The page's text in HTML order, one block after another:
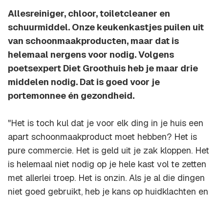
Allesreiniger, chloor, toiletcleaner en
schuurmiddel. Onze keukenkastjes puilen uit
van schoonmaakproducten, maar dat is
helemaal nergens voor nodig. Volgens
poetsexpert Diet Groothuis heb je maar drie
middelen nodig. Dat is goed voor je
portemonnee én gezondheid.
"Het is toch kul dat je voor elk ding in je huis een
apart schoonmaakproduct moet hebben? Het is
pure commercie. Het is geld uit je zak kloppen. Het
is helemaal niet nodig op je hele kast vol te zetten
met allerlei troep. Het is onzin. Als je al die dingen
niet goed gebruikt, heb je kans op huidklachten en